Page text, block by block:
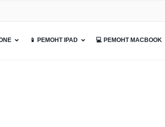
📱 РЕМОНТ IPAD 💻 РЕМОНТ MACBOOK